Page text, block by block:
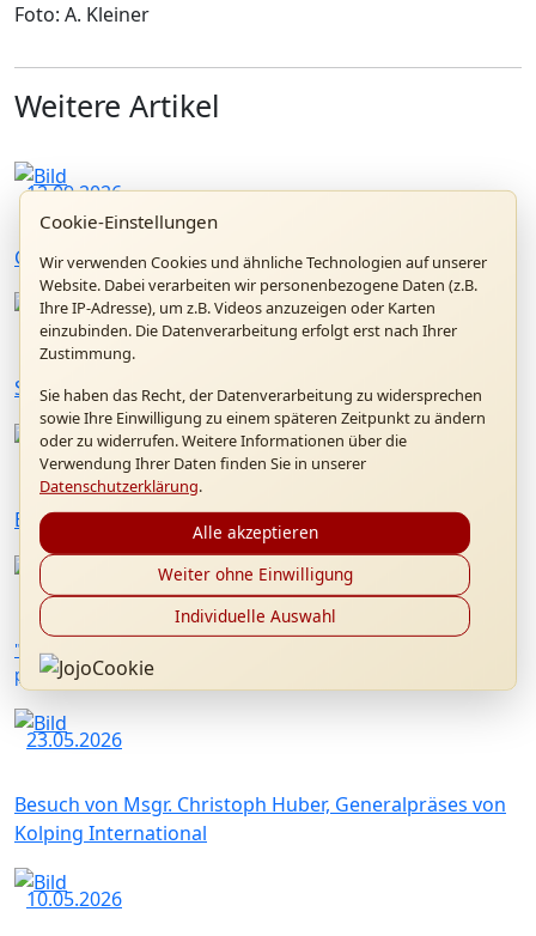
Foto: A. Kleiner
Weitere Artikel
12.09.2026
Gottesdienst "20 Jahre Papstbesuch in Marktl"
26.07.2026
Sommerkonzert mit Konrad Raischl und Band
01.07.2026
Benedikt XVI. Forum in Altötting
28.06.2026
"Kardinal Ratzinger als Präfekt der Glaubenskongregation:
persönliche Erinnerungen" mit P. Dr. Hermann Geißler FSO
23.05.2026
Besuch von Msgr. Christoph Huber, Generalpräses von
Kolping International
10.05.2026
Cookie-Einstellungen
Wir verwenden Cookies und ähnliche Technologien auf unserer
Website. Dabei verarbeiten wir personenbezogene Daten (z.B.
Ihre IP-Adresse), um z.B. Videos anzuzeigen oder Karten
einzubinden. Die Datenverarbeitung erfolgt erst nach Ihrer
Zustimmung.
Sie haben das Recht, der Datenverarbeitung zu widersprechen
sowie Ihre Einwilligung zu einem späteren Zeitpunkt zu ändern
oder zu widerrufen. Weitere Informationen über die
Verwendung Ihrer Daten finden Sie in unserer
Datenschutzerklärung.
Alle akzeptieren
Weiter ohne Einwilligung
Individuelle Auswahl